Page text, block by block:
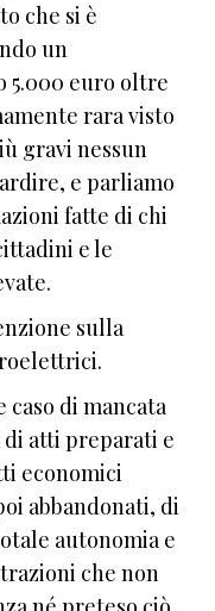
che si è
un
5.000 euro oltre
rara visto
gravi nessun
e parliamo
fatte di chi
e le
sulla
caso di mancata
di atti preparati e
economici
abbandonati, di
autonomia e
che non